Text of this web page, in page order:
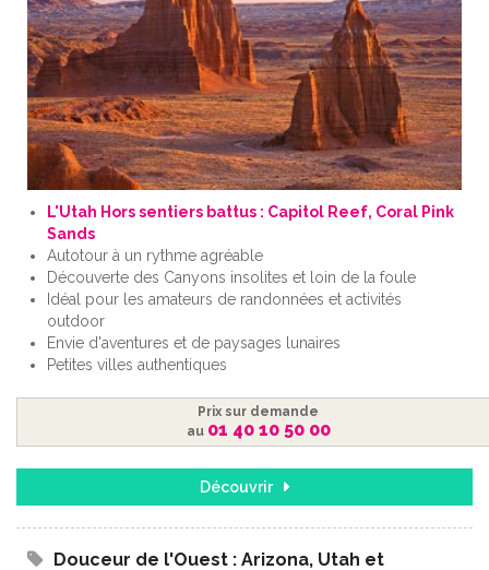
L'Utah Hors sentiers battus : Capitol Reef, Coral Pink
Sands
Autotour à un rythme agréable
Découverte des Canyons insolites et loin de la foule
Idéal pour les amateurs de randonnées et activités
outdoor
Envie d'aventures et de paysages lunaires
Petites villes authentiques
Prix sur demande
au 01 40 10 50 00
Découvrir
Douceur de l'Ouest : Arizona, Utah et